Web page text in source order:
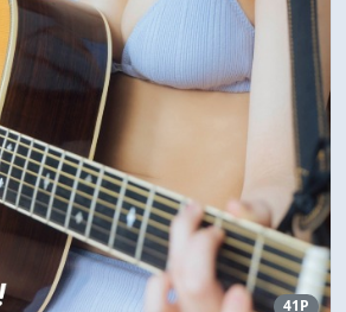
41P